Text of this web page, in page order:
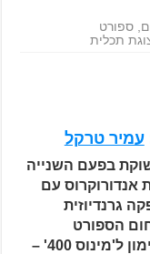
,ספורט
תכלית
עמיר טרקל
בפעם השנייה
אנדורוקרוס עם
גרנדיוזית
הספורט
המוטורי. התחרות המצוינת הייתה קדימון ל'מינוס 400' –